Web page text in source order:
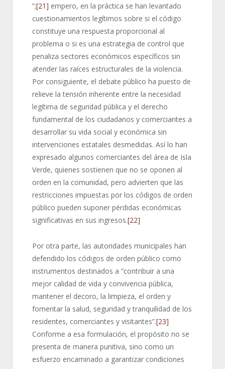
”;[21] empero, en la práctica se han levantado
cuestionamientos legítimos sobre si el código
constituye una respuesta proporcional al
problema o si es una estrategia de control que
penaliza sectores económicos específicos sin
atender las raíces estructurales de la violencia.
Por consiguiente, el debate público ha puesto de
relieve la tensión inherente entre la necesidad
legítima de seguridad pública y el derecho
fundamental de los ciudadanos y comerciantes a
desarrollar su vida social y económica sin
intervenciones estatales desmedidas. Así lo han
expresado algunos comerciantes del área de Isla
Verde, quienes sostienen que no se oponen al
orden en la comunidad, pero advierten que las
restricciones impuestas por los códigos de orden
público pueden suponer pérdidas económicas
significativas en sus ingresos.[22]
Por otra parte, las autoridades municipales han
defendido los códigos de orden público como
instrumentos destinados a “contribuir a una
mejor calidad de vida y convivencia pública,
mantener el decoro, la limpieza, el orden y
fomentar la salud, seguridad y tranquilidad de los
residentes, comerciantes y visitantes”.[23]
Conforme a esa formulación, el propósito no se
presenta de manera punitiva, sino como un
esfuerzo encaminado a garantizar condiciones